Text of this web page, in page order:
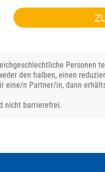
Personen
den halben, einen
eine/n Partner/in, dann
nicht barrierefrei.